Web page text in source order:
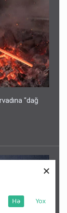
Yox
Hə
×
"dağ